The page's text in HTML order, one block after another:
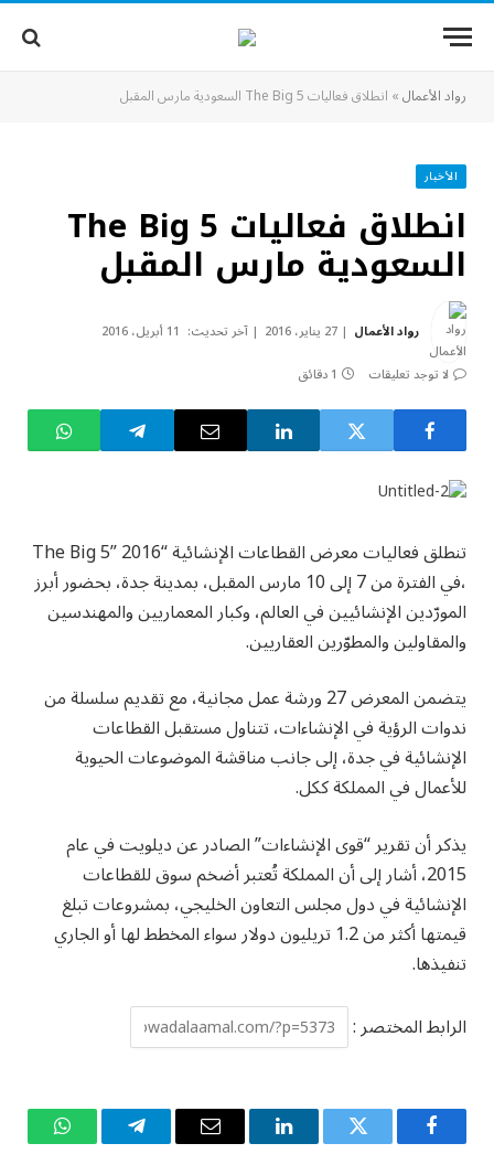
رواد الأعمال» انطلاق فعاليات The Big 5 السعودية مارس المقبل
الأخبار
انطلاق فعاليات The Big 5
السعودية مارس المقبل
رواد الأعمال 27 يناير، 2016 آخر تحديث: 11 أبريل، 2016
لا توجد تعليقات
1 دقائق
تنطلق فعاليات معرض القطاعات الإنشائية “The Big 5” 2016
،في الفترة من 7 إلى 10 مارس المقبل، بمدينة جدة، بحضور أبرز
المورّدين الإنشائيين في العالم، وكبار المعماريين والمهندسين
والمقاولين والمطوّرين العقاريين.
يتضمن المعرض 27 ورشة عمل مجانية، مع تقديم سلسلة من
ندوات الرؤية في الإنشاءات، تتناول مستقبل القطاعات
الإنشائية في جدة، إلى جانب مناقشة الموضوعات الحيوية
للأعمال في المملكة ككل.
يذكر أن تقرير “قوى الإنشاءات” الصادر عن ديلويت في عام
2015، أشار إلى أن المملكة تُعتبر أضخم سوق للقطاعات
الإنشائية في دول مجلس التعاون الخليجي، بمشروعات تبلغ
قيمتها أكثر من 1.2 تريليون دولار سواء المخطط لها أو الجاري
تنفيذها.
الرابط المختصر :
فيسبوك تويتر لينكدإن
البريد
تيلقرام واتساب